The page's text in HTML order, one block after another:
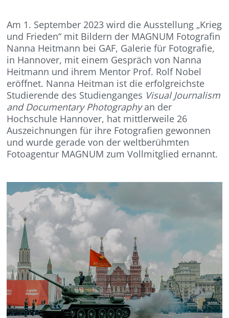
Am 1. September 2023 wird die Ausstellung „Krieg
und Frieden“ mit Bildern der MAGNUM Fotografin
Nanna Heitmann bei GAF, Galerie für Fotografie,
in Hannover, mit einem Gespräch von Nanna
Heitmann und ihrem Mentor Prof. Rolf Nobel
eröffnet. Nanna Heitman ist die erfolgreichste
Studierende des Studienganges Visual Journalism
and Documentary Photographyan der
Hochschule Hannover, hat mittlerweile 26
Auszeichnungen für ihre Fotografien gewonnen
und wurde gerade von der weltberühmten
Fotoagentur MAGNUM zum Vollmitglied ernannt.